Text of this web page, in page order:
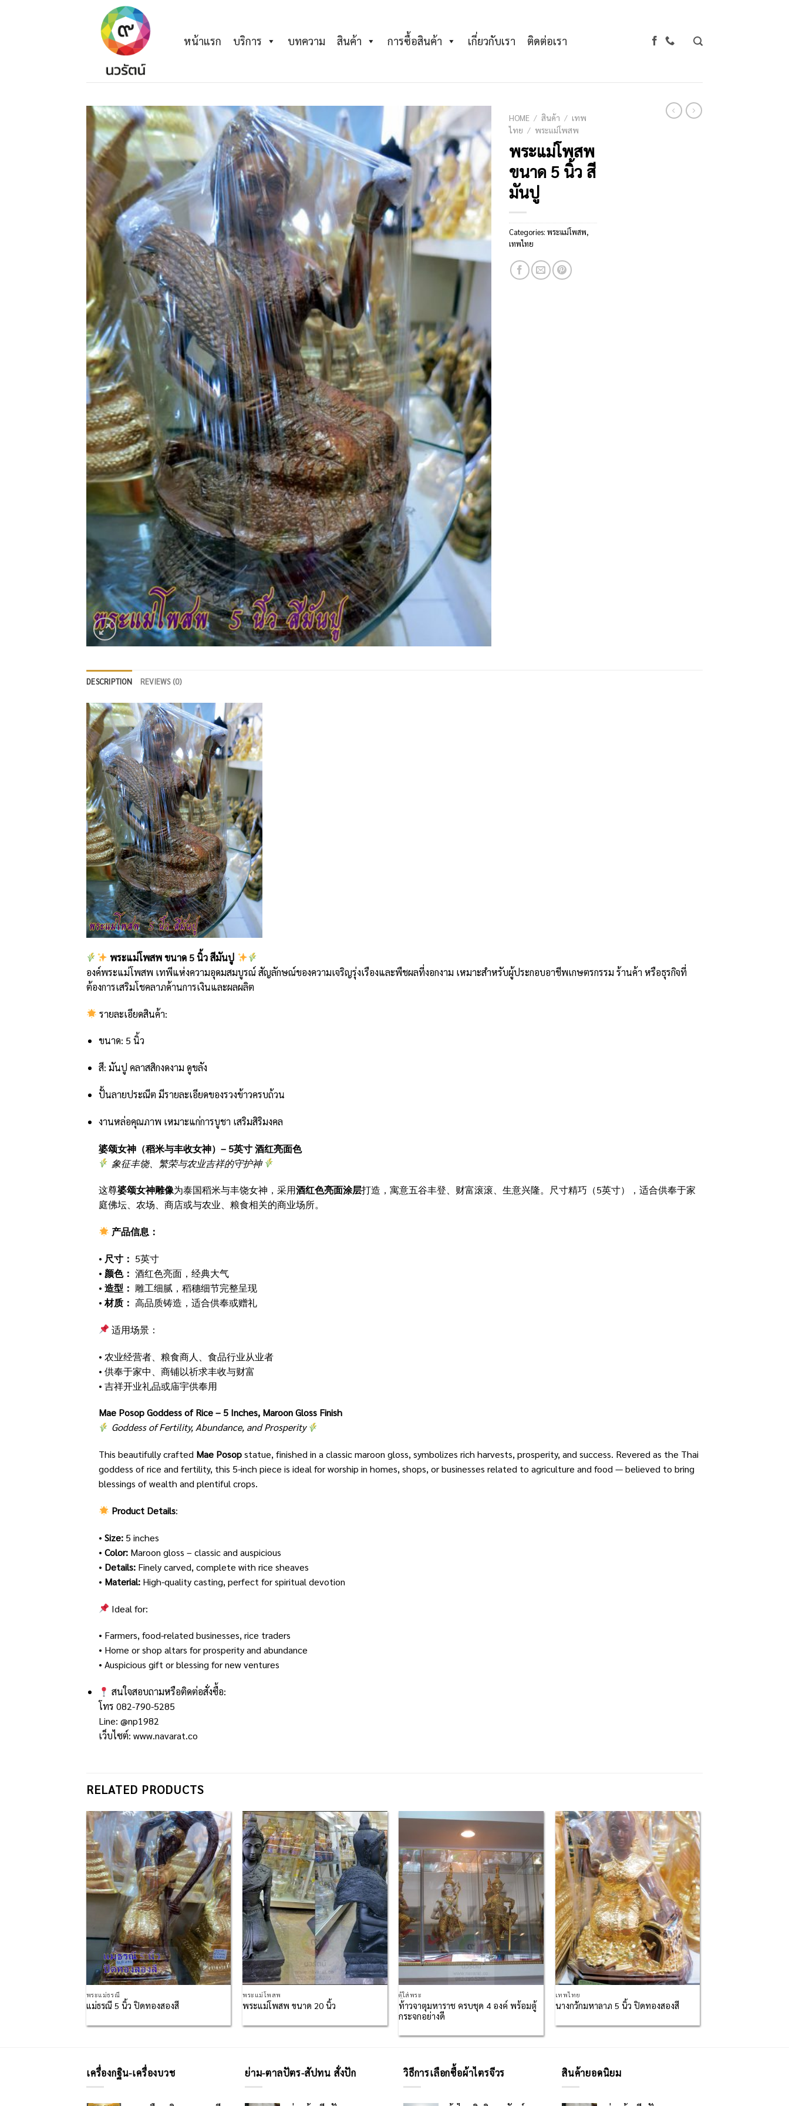
หน้าแรก บริการ บทความ สินค้า การซื้อสินค้า เกี่ยวกับเรา ติดต่อเรา
Add to
Wishlist
HOME / สินค้า / เทพ
ไทย / พระแม่โพสพ
พระแม่โพสพ
ขนาด 5 นิ้ว สี
มันปู
Categories: พระแม่โพสพ,
เทพไทย
DESCRIPTION REVIEWS (0)
พระแม่โพสพ ขนาด 5 นิ้ว สีมันปู
องค์พระแม่โพสพ เทพีแห่งความอุดมสมบูรณ์ สัญลักษณ์ของความเจริญรุ่งเรืองและพืชผลที่งอกงาม เหมาะสำหรับผู้ประกอบอาชีพเกษตรกรรม ร้านค้า หรือธุรกิจที่
ต้องการเสริมโชคลาภด้านการเงินและผลผลิต
รายละเอียดสินค้า:
ขนาด: 5 นิ้ว
สี: มันปู คลาสสิกงดงาม ดูขลัง
ปั้นลายประณีต มีรายละเอียดของรวงข้าวครบถ้วน
งานหล่อคุณภาพ เหมาะแก่การบูชา เสริมสิริมงคล
婆颂女神（稻米与丰收女神）– 5英寸 酒红亮面色
象征丰饶、繁荣与农业吉祥的守护神
这尊婆颂女神雕像为泰国稻米与丰饶女神，采用酒红色亮面涂层打造，寓意五谷丰登、财富滚滚、生意兴隆。尺寸精巧（5英寸），适合供奉于家
庭佛坛、农场、商店或与农业、粮食相关的商业场所。
产品信息：
• 尺寸： 5英寸
• 颜色： 酒红色亮面，经典大气
• 造型： 雕工细腻，稻穗细节完整呈现
•材质： 高品质铸造，适合供奉或赠礼
适用场景：
• 农业经营者、粮食商人、食品行业从业者
• 供奉于家中、商铺以祈求丰收与财富
• 吉祥开业礼品或庙宇供奉用
Mae Posop Goddess of Rice – 5 Inches, Maroon Gloss Finish
Goddess of Fertility, Abundance, and Prosperity
This beautifully crafted Mae Posopstatue, finished in a classic maroon gloss, symbolizes rich harvests, prosperity, and success. Revered as the Thai
goddess of rice and fertility, this 5-inch piece is ideal for worship in homes, shops, or businesses related to agriculture and food — believed to bring
blessings of wealth and plentiful crops.
Product Details:
• Size:5 inches
• Color:Maroon gloss – classic and auspicious
• Details:Finely carved, complete with rice sheaves
• Material:High-quality casting, perfect for spiritual devotion
Ideal for:
• Farmers, food-related businesses, rice traders
• Home or shop altars for prosperity and abundance
• Auspicious gift or blessing for new ventures
สนใจสอบถามหรือติดต่อสั่งซื้อ:
โทร 082-790-5285
Line: @np1982
เว็บไซต์: www.navarat.co
RELATED PRODUCTS
Add to
Wishlist
พระแม่ธรณี
แม่ธรณี 5 นิ้ว ปิดทองสองสี
Add to
Wishlist
พระแม่โพสพ
พระแม่โพสพ ขนาด 20 นิ้ว
Wishlist
ตู้ใส่พระ
ท้าวจาตุมหาราช ครบชุด 4 องค์ พร้อมตู้
กระจกอย่างดี
Add to
Wishlist
เทพไทย
นางกวักมหาลาภ 5 นิ้ว ปิดทองสองสี
เครื่องกฐิน-เครื่องบวช ย่าม-ตาลปัตร-สัปทน สั่งปัก วิธีการเลือกซื้อผ้าไตรจีวร สินค้ายอดนิยม